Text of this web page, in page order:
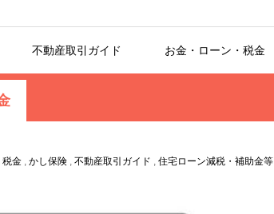
不動産取引ガイド お金・ローン・税金
税金 , かし保険 , 不動産取引ガイド , 住宅ローン減税・補助金等